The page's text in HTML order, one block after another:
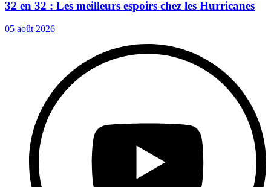
32 en 32 : Les meilleurs espoirs chez les Hurricanes
05 août 2026